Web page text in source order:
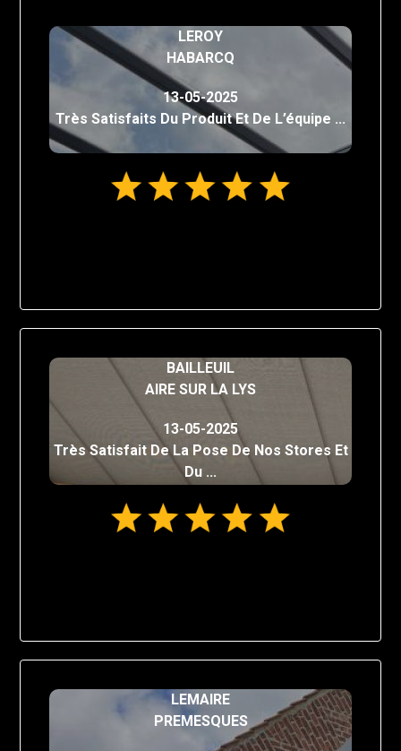
LEROY
HABARCQ
13-05-2025
Très Satisfaits Du Produit Et De L’équipe ...
BAILLEUIL
AIRE SUR LA LYS
13-05-2025
Très Satisfait De La Pose De Nos Stores Et
Du ...
LEMAIRE
PREMESQUES